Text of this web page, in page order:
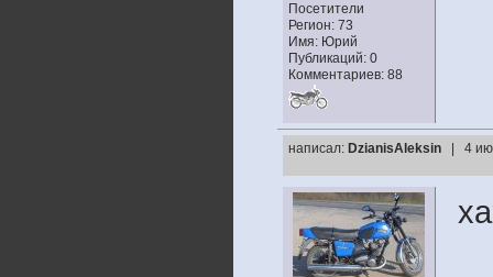
Посетители
Регион: 73
Имя: Юрий
Публикаций: 0
Комментариев: 88
написал: DzianisAleksin | 4